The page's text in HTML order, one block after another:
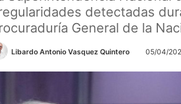
detectadas
General de la
Libardo Antonio Vasquez Quintero 05/04/